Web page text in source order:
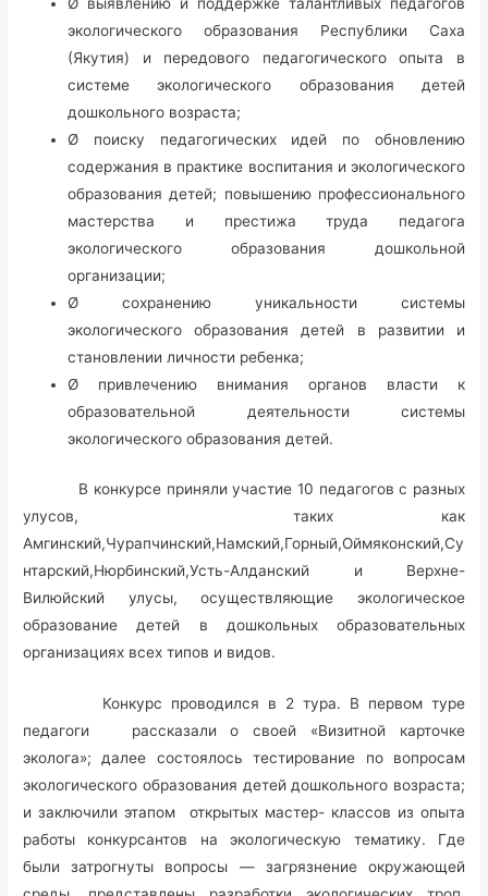
Ø выявлению и поддержке талантливых педагогов
экологического образования Республики Саха
(Якутия) и передового педагогического опыта в
системе экологического образования детей
дошкольного возраста;
Ø поиску педагогических идей по обновлению
содержания в практике воспитания и экологического
образования детей; повышению профессионального
мастерства и престижа труда педагога
экологического образования дошкольной
организации;
Ø сохранению уникальности системы
экологического образования детей в развитии и
становлении личности ребенка;
Ø привлечению внимания органов власти к
образовательной деятельности системы
экологического образования детей.
В конкурсе приняли участие 10 педагогов с разных
улусов, таких как
Амгинский,Чурапчинский,Намский,Горный,Оймяконский,Су
нтарский,Нюрбинский,Усть-Алданский и Верхне-
Вилюйский улусы, осуществляющие экологическое
образование детей в дошкольных образовательных
организациях всех типов и видов.
Конкурс проводился в 2 тура. В первом туре
педагоги рассказали о своей «Визитной карточке
эколога»; далее состоялось тестирование по вопросам
экологического образования детей дошкольного возраста;
и заключили этапом открытых мастер- классов из опыта
работы конкурсантов на экологическую тематику. Где
были затрогнуты вопросы — загрязнение окружающей